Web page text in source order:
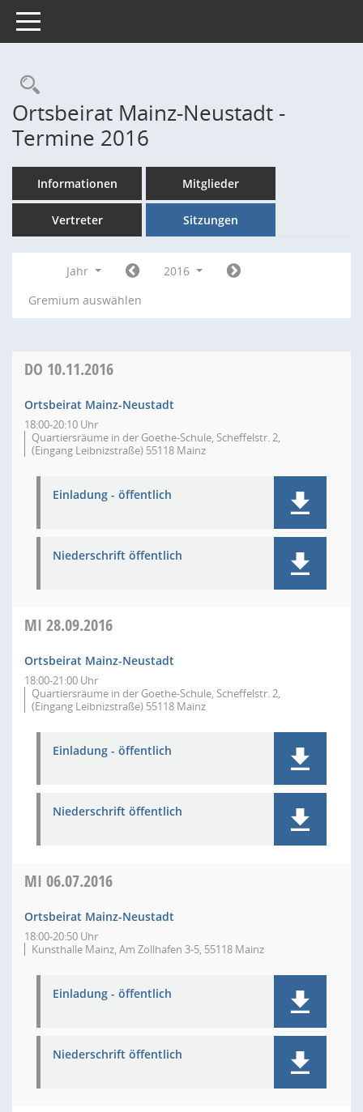
Toggle navigation
Rechercheauswahl
Ortsbeirat Mainz-Neustadt -
Termine 2016
Informationen Mitglieder
Vertreter Sitzungen
Jahr
2016
Gremium auswählen
DO 10.11.2016
Ortsbeirat Mainz-Neustadt
18:00-20:10 Uhr
Quartiersräume in der Goethe-Schule, Scheffelstr. 2,
(Eingang Leibnizstraße) 55118 Mainz
Einladung - öffentlich
Niederschrift öffentlich
MI 28.09.2016
Ortsbeirat Mainz-Neustadt
18:00-21:00 Uhr
Quartiersräume in der Goethe-Schule, Scheffelstr. 2,
(Eingang Leibnizstraße) 55118 Mainz
Einladung - öffentlich
Niederschrift öffentlich
MI 06.07.2016
Ortsbeirat Mainz-Neustadt
18:00-20:50 Uhr
Kunsthalle Mainz, Am Zollhafen 3-5, 55118 Mainz
Einladung - öffentlich
Niederschrift öffentlich